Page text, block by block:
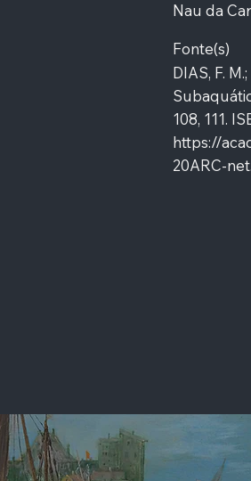
Nau da
Fonte(s)
DIAS, F.
108, 111.
https://
20ARC-